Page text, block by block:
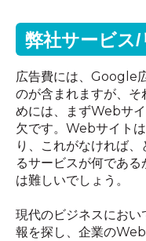
弊社サービス/
広告費には、 Google
のが含まれますが、そ
めには、まずWebサ
欠です。 Webサイト
り、これがなければ
るサービスが何であ
は難しいでしょう。
現代のビジネスにお
報を探し、企業のWeb